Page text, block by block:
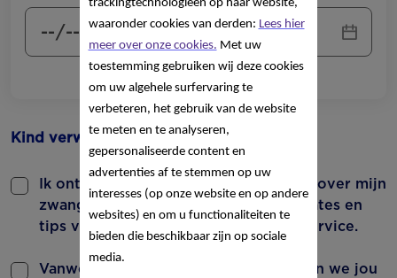
Kind verwijderen Kind toevoegen
Ik ontvang graag wekelijks informatie over mijn
zwangerschap of kindje, product updates en
tips van de Nutricia Kindervoedingsservice.
Vanwege de privacy wetgeving vragen we jou
trackingtechnologieën op haar website,
waaronder cookies van derden: Lees hier
meer over onze cookies. Met uw
toestemming gebruiken wij deze cookies
om uw algehele surfervaring te
verbeteren, het gebruik van de website
te meten en te analyseren,
gepersonaliseerde content en
advertenties af te stemmen op uw
interesses (op onze website en op andere
websites) en om u functionaliteiten te
bieden die beschikbaar zijn op sociale
media.